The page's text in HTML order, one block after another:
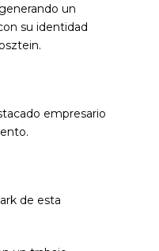
un
su identidad
empresario
de esta